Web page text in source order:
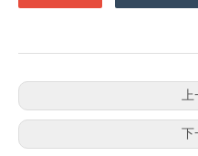
上
下